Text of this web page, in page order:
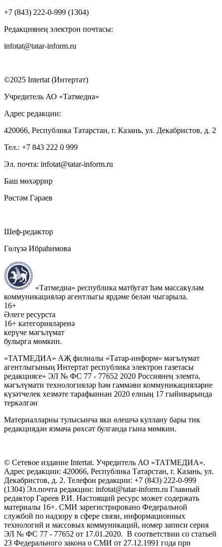
+7 (843) 222-0-999 (1304)
Редакциянең электрон почтасы:
infotat@tatar-inform.ru
©2025 Intertat (Интертат)
Учредитель АО «Татмедиа»
Адрес редакции:
420066, Республика Татарстан, г. Казань, ул. Декабристов, д. 2
Тел.: +7 843 222 0 999
Эл. почта: infotat@tatar-inform.ru
Баш мөхәррир
Рөстәм Гәрәев
Шеф-редактор
Гөлүзә Ибраһимова
«Татмедиа» республика матбугат һәм массакүләм
коммуникацияләр агентлыгы ярдәме белән чыгарыла.
16+
Әлеге ресурста
16+ категорияләренә
керүче мәгълүмат
булырга мөмкин.
«ТАТМЕДИА» АҖ филиалы «Татар-информ» мәгълүмат
агентлыгының Интертат республика электрон газетасы
редакциясе» ЭЛ № ФС 77 - 77652 2020 Россиянең элемтә,
мәгълүмати технологияләр һәм гаммәви коммуникацияләрне
күзәтчелек хезмәте тарафыннан 2020 елның 17 гыйнварында
теркәлгән
Материалларны тулысынча яки өлешчә куллану бары тик
редакциядән язмача рөхсәт булганда гына мөмкин.
© Сетевое издание Intertat. Учредитель АО «ТАТМЕДИА».
Адрес редакции: 420066, Республика Татарстан, г. Казань, ул.
Декабристов, д. 2. Телефон редакции: +7 (843) 222-0-999
(1304) Эл.почта редакции: infotat@tatar-inform.ru Главный
редактор Гареев Р.И. Настоящий ресурс может содержать
материалы 16+. СМИ зарегистрировано Федеральной
службой по надзору в сфере связи, информационных
технологий и массовых коммуникаций, номер записи серия
ЭЛ № ФС 77 - 77652 от 17.01.2020. В соответствии со статьей
23 Федерального закона о СМИ от 27.12.1991 года при